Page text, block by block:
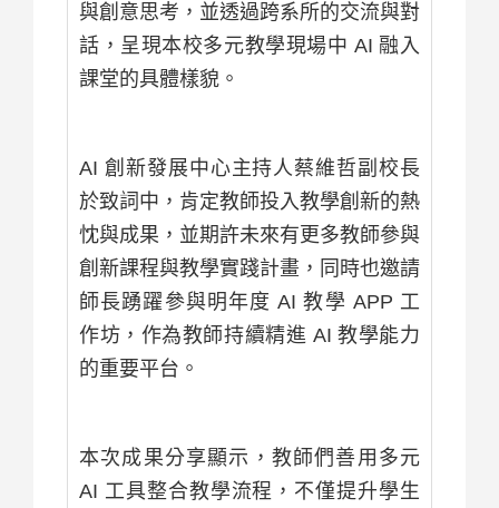
與創意思考，並透過跨系所的交流與對
話，呈現本校多元教學現場中 AI 融入
課堂的具體樣貌。
AI 創新發展中心主持人蔡維哲副校長
於致詞中，肯定教師投入教學創新的熱
忱與成果，並期許未來有更多教師參與
創新課程與教學實踐計畫，同時也邀請
師長踴躍參與明年度 AI 教學 APP 工
作坊，作為教師持續精進 AI 教學能力
的重要平台。
本次成果分享顯示，教師們善用多元
AI 工具整合教學流程，不僅提升學生